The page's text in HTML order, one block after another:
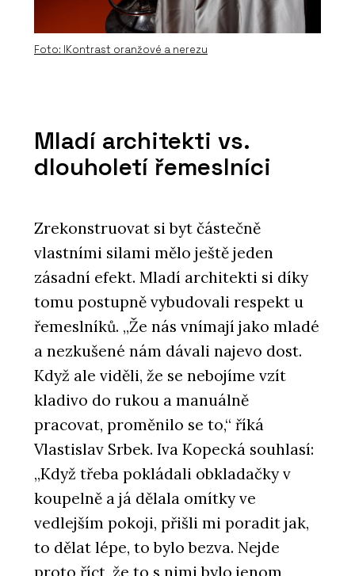
Foto: IKontrast oranžové a nerezu
Mladí architekti vs.
dlouholetí řemeslníci
Zrekonstruovat si byt částečně
vlastními silami mělo ještě jeden
zásadní efekt. Mladí architekti si díky
tomu postupně vybudovali respekt u
řemeslníků. „Že nás vnímají jako mladé
a nezkušené nám dávali najevo dost.
Když ale viděli, že se nebojíme vzít
kladivo do rukou a manuálně
pracovat, proměnilo se to,“ říká
Vlastislav Srbek. Iva Kopecká souhlasí:
„Když třeba pokládali obkladačky v
koupelně a já dělala omítky ve
vedlejším pokoji, přišli mi poradit jak,
to dělat lépe, to bylo bezva. Nejde
proto říct, že to s nimi bylo jenom